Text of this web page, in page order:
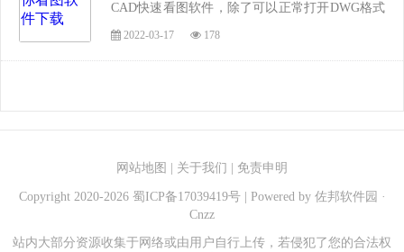
CAD快速看图软件，除了可以正常打开DWG格式
的文件外，还原生支持天正建筑绘制的cad图纸，
是目前唯一能支持原生天正CAD的看图软件之
2022-03-17 178
网站地图 关于我们 免责申明
Copyright 2020-2026 蜀ICP备17039419号| Powered by 佐邦软件园 ·
Cnzz
站内大部分资源收集于网络或由用户自行上传，若侵犯了您的合法权